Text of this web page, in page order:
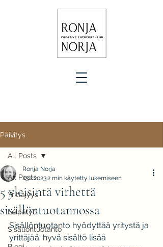
Päivitys
All Posts
Yrittäjyys
Leipätyö
Sisällöntuotanto
All Posts
5 yleisintä virhettä
sisällöntuotannossa
Ronja Norja
23.2.20232 min käytetty lukemiseen
Sisällöntuotanto hyödyttää yritystä ja
yrittäjää: hyvä sisältö lisää